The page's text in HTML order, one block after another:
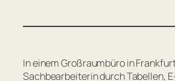
In einem Großraumbüro in
Sachbearbeiterin durch Tabellen,